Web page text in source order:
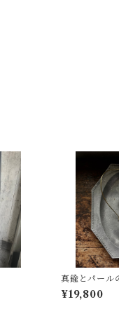
真鍮とパール
¥19,800